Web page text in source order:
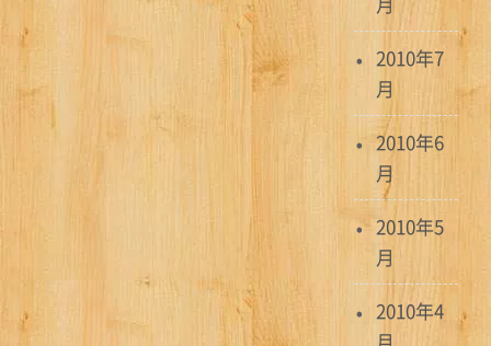
2010年7
月
2010年6
月
2010年5
月
2010年4